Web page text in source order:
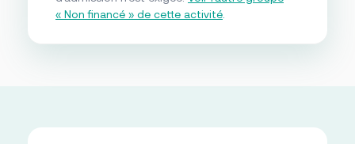
« Non financé » de cette activité